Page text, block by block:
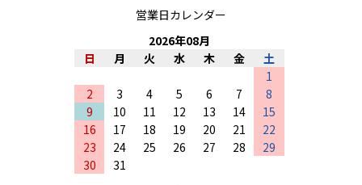
営業日カレンダー
2026年08月
日
月 火 水 木 金
土
1
2
3 4 5 6 7
8
9
10 11 12 13 14
15
16
17 18 19 20 21
22
23
24 25 26 27 28
29
30
31